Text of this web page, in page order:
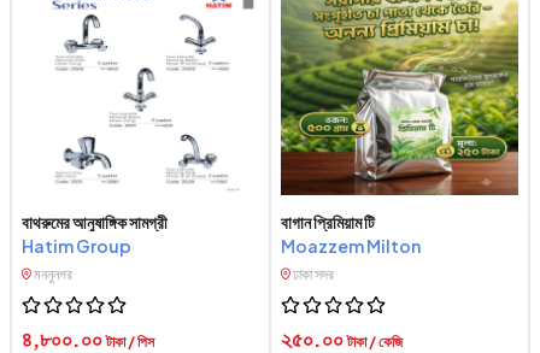
বাথরুমের আনুষাঙ্গিক সামগ্রী
Hatim Group
মননুনগর
৪,৮০০.০০টাকা / পিস
বাগান প্রিমিয়াম টি
Moazzem Milton
ঢাকা সদর
২৫০.০০টাকা / কেজি